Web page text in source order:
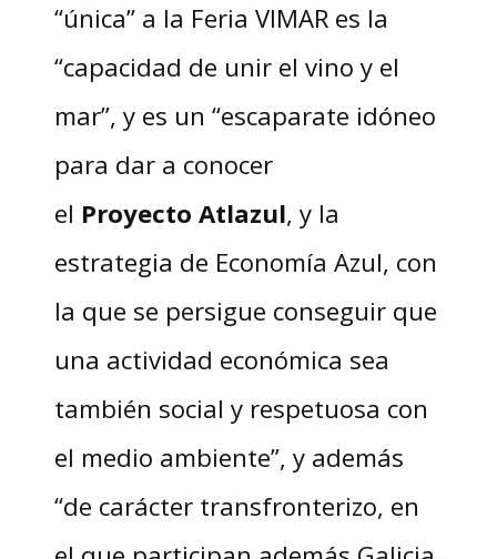
“única” a la Feria VIMAR es la
“capacidad de unir el vino y el
mar”, y es un “escaparate idóneo
para dar a conocer
el Proyecto Atlazul, y la
estrategia de Economía Azul, con
la que se persigue conseguir que
una actividad económica sea
también social y respetuosa con
el medio ambiente”, y además
“de carácter transfronterizo, en